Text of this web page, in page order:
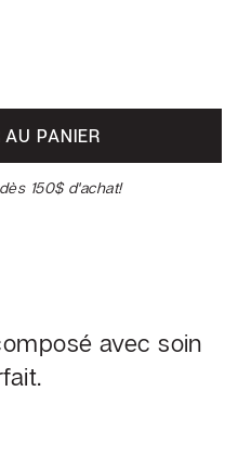
PANIER
150$ d'achat!
avec soin